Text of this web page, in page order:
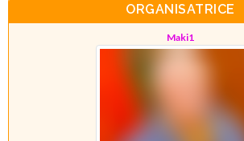
ORGANISATRICE
Maki1